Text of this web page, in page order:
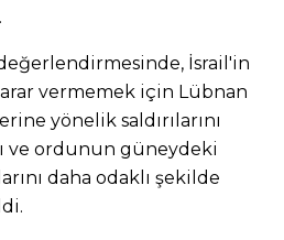
İsrail'in
vermemek için Lübnan
yönelik saldırılarını
ve ordunun güneydeki
daha odaklı şekilde